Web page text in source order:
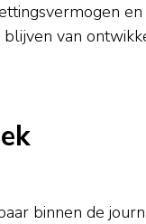
van
binnen de